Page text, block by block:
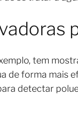
tem
de forma mais
detectar